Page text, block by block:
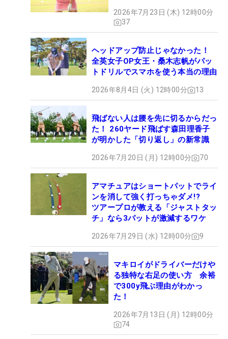
2026年7月23日 (木) 12時00分
37
ヘッドアップ防止じゃなかった！
全英女子OP女王・桑木志帆がパッ
トドリルでスマホを使う本当の理由
2026年8月4日 (火) 12時00分 13
飛ばない人は腰を先に切るからだっ
た！ 260ヤード飛ばす森田理香子
が明かした「切り返し」の新常識
2026年7月20日 (月) 12時00分 70
アマチュアはショートパットでライ
ンを消して強く打っちゃダメ!?
ツアープロが教える「ジャストタッ
チ」なら3パットが激減するワケ
2026年7月29日 (水) 12時00分 9
マキロイがドライバーだけや
る独特な右足の使い方 余裕
で300y飛ぶ理由がわかっ
た！
2026年7月13日 (月) 12時00分
74